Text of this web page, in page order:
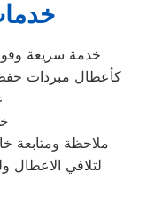
خدمة سريعة
كأعطال مبردات حفظ
ملاحظة ومتابعة
لتلافي الاعطال